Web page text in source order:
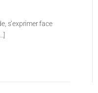
s’exprimer face